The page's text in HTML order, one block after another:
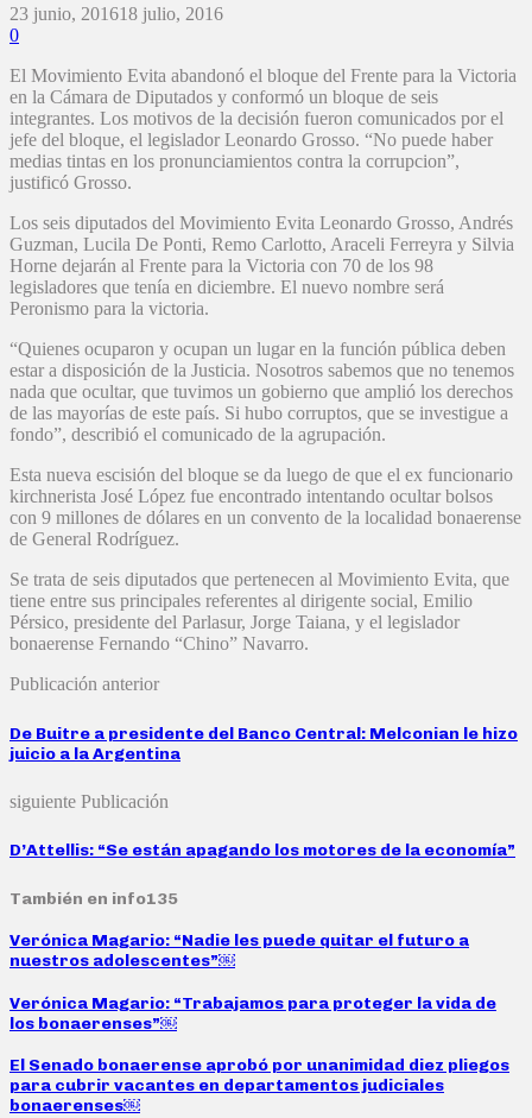
23 junio, 201618 julio, 2016
0
El Movimiento Evita abandonó el bloque del Frente para la Victoria
en la Cámara de Diputados y conformó un bloque de seis
integrantes. Los motivos de la decisión fueron comunicados por el
jefe del bloque, el legislador Leonardo Grosso. “No puede haber
medias tintas en los pronunciamientos contra la corrupcion”,
justificó Grosso.
Los seis diputados del Movimiento Evita Leonardo Grosso, Andrés
Guzman, Lucila De Ponti, Remo Carlotto, Araceli Ferreyra y Silvia
Horne dejarán al Frente para la Victoria con 70 de los 98
legisladores que tenía en diciembre. El nuevo nombre será
Peronismo para la victoria.
“Quienes ocuparon y ocupan un lugar en la función pública deben
estar a disposición de la Justicia. Nosotros sabemos que no tenemos
nada que ocultar, que tuvimos un gobierno que amplió los derechos
de las mayorías de este país. Si hubo corruptos, que se investigue a
fondo”, describió el comunicado de la agrupación.
Esta nueva escisión del bloque se da luego de que el ex funcionario
kirchnerista José López fue encontrado intentando ocultar bolsos
con 9 millones de dólares en un convento de la localidad bonaerense
de General Rodríguez.
Se trata de seis diputados que pertenecen al Movimiento Evita, que
tiene entre sus principales referentes al dirigente social, Emilio
Pérsico, presidente del Parlasur, Jorge Taiana, y el legislador
bonaerense Fernando “Chino” Navarro.
Publicación anterior
De Buitre a presidente del Banco Central: Melconian le hizo
juicio a la Argentina
siguiente Publicación
D’Attellis: “Se están apagando los motores de la economía”
También en info135
Verónica Magario: “Nadie les puede quitar el futuro a
nuestros adolescentes”￼
Verónica Magario: “Trabajamos para proteger la vida de
los bonaerenses”￼
El Senado bonaerense aprobó por unanimidad diez pliegos
para cubrir vacantes en departamentos judiciales
bonaerenses￼